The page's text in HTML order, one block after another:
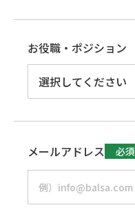
お役職・ポジション
メールアドレス 必須